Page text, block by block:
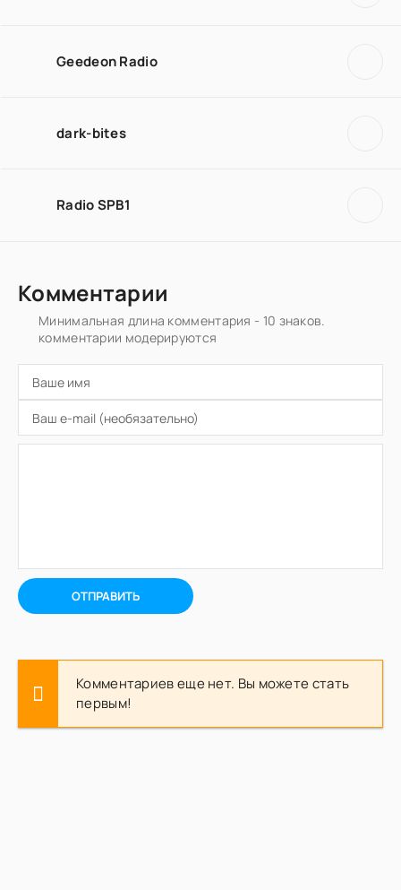
Geedeon Radio
dark-bites
Radio SPB1
Комментарии
Минимальная длина комментария - 10 знаков.
комментарии модерируются
ОТПРАВИТЬ
Комментариев еще нет. Вы можете стать
первым!